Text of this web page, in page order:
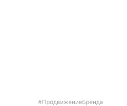
#ПродвижениеБренда